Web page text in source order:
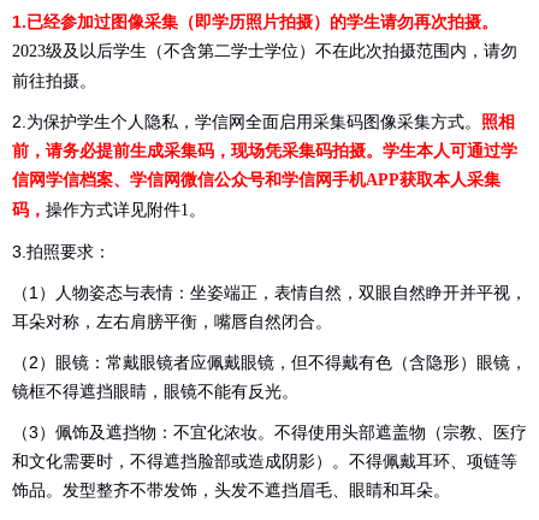
1.已经参加过图像采集（即学历照片拍摄）的学生请勿再次拍摄。
2023级及以后学生（不含第二学士学位）不在此次拍摄范围内，请勿
前往拍摄。
2.为保护学生个人隐私，学信网全面启用采集码图像采集方式。 照相
前，请务必提前生成采集码，现场凭采集码拍摄。学生本人可通过学
信网学信档案、学信网微信公众号和学信网手机APP获取本人采集
码， 操作方式详见附件1。
3.拍照要求：
（1）人物姿态与表情：坐姿端正，表情自然，双眼自然睁开并平视，
耳朵对称，左右肩膀平衡，嘴唇自然闭合。
（2）眼镜：常戴眼镜者应佩戴眼镜，但不得戴有色（含隐形）眼镜，
镜框不得遮挡眼睛，眼镜不能有反光。
（3）佩饰及遮挡物：不宜化浓妆。不得使用头部遮盖物（宗教、医疗
和文化需要时，不得遮挡脸部或造成阴影）。不得佩戴耳环、项链等
饰品。发型整齐不带发饰，头发不遮挡眉毛、眼睛和耳朵。